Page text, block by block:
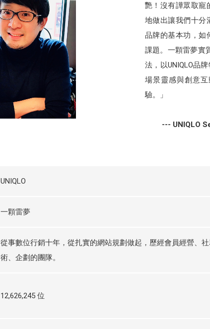
艷！沒有譁眾取寵
地做出讓我們十分
品牌的基本功，如
課題。一顆雷夢實
法，以UNIQLO品
場景靈感與創意
驗。」
--- UNIQLO
UNIQLO
一顆雷夢
從事數位行銷十年，從扎實的網站規劃做起，歷經會員經營、
術、企劃的團隊。
12,626,245 位